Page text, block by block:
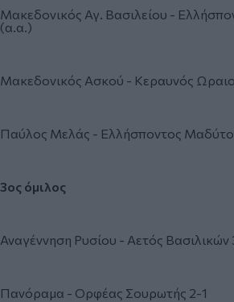
Μακεδονικός Αγ. Βασιλείου -
(α.α.)
Μακεδονικός Ασκού - Κεραυνός
Παύλος Μελάς - Ελλήσποντος
3ος όμιλος
Αναγέννηση Ρυσίου - Αετός Βασιλικών
Πανόραμα - Ορφέας Σουρωτής 2-1